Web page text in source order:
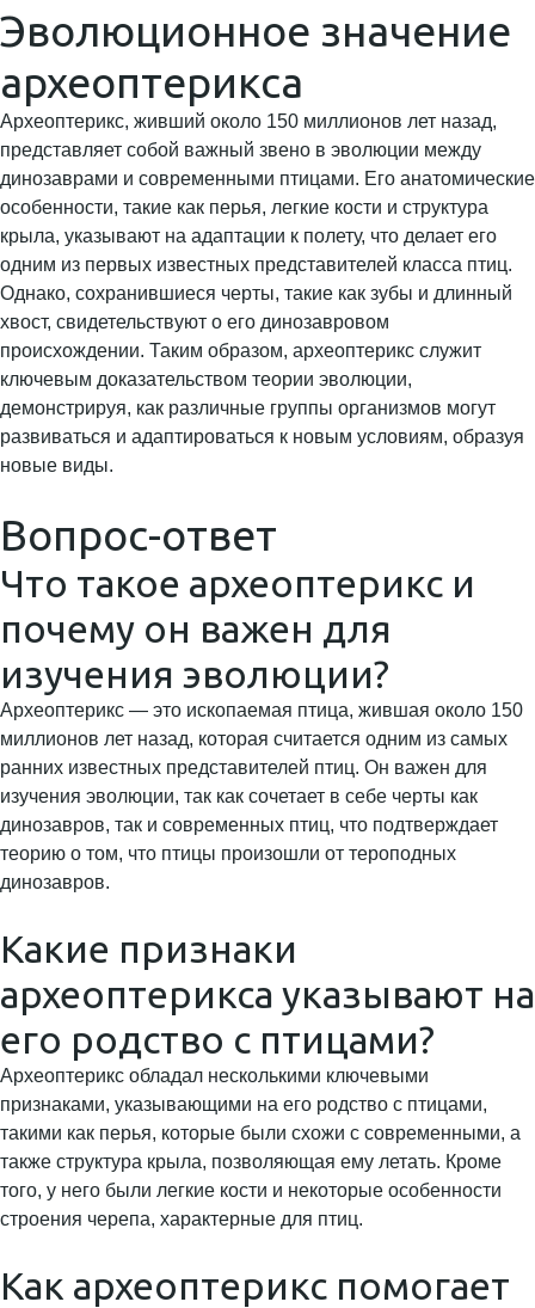
Эволюционное значение
археоптерикса
Археоптерикс, живший около 150 миллионов лет назад,
представляет собой важный звено в эволюции между
динозаврами и современными птицами. Его анатомические
особенности, такие как перья, легкие кости и структура
крыла, указывают на адаптации к полету, что делает его
одним из первых известных представителей класса птиц.
Однако, сохранившиеся черты, такие как зубы и длинный
хвост, свидетельствуют о его динозавровом
происхождении. Таким образом, археоптерикс служит
ключевым доказательством теории эволюции,
демонстрируя, как различные группы организмов могут
развиваться и адаптироваться к новым условиям, образуя
новые виды.
Вопрос-ответ
Что такое археоптерикс и
почему он важен для
изучения эволюции?
Археоптерикс — это ископаемая птица, жившая около 150
миллионов лет назад, которая считается одним из самых
ранних известных представителей птиц. Он важен для
изучения эволюции, так как сочетает в себе черты как
динозавров, так и современных птиц, что подтверждает
теорию о том, что птицы произошли от тероподных
динозавров.
Какие признаки
археоптерикса указывают на
его родство с птицами?
Археоптерикс обладал несколькими ключевыми
признаками, указывающими на его родство с птицами,
такими как перья, которые были схожи с современными, а
также структура крыла, позволяющая ему летать. Кроме
того, у него были легкие кости и некоторые особенности
строения черепа, характерные для птиц.
Как археоптерикс помогает